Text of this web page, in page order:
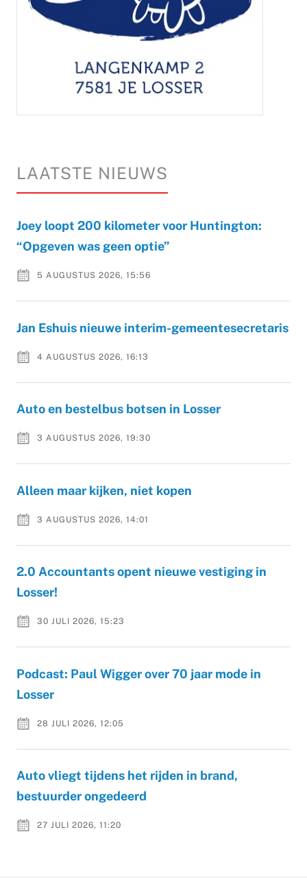
LAATSTE NIEUWS
Joey loopt 200 kilometer voor Huntington:
“Opgeven was geen optie”
5 AUGUSTUS 2026, 15:56
Jan Eshuis nieuwe interim-gemeentesecretaris
4 AUGUSTUS 2026, 16:13
Auto en bestelbus botsen in Losser
3 AUGUSTUS 2026, 19:30
Alleen maar kijken, niet kopen
3 AUGUSTUS 2026, 14:01
2.0 Accountants opent nieuwe vestiging in
Losser!
30 JULI 2026, 15:23
Podcast: Paul Wigger over 70 jaar mode in
Losser
28 JULI 2026, 12:05
Auto vliegt tijdens het rijden in brand,
bestuurder ongedeerd
27 JULI 2026, 11:20